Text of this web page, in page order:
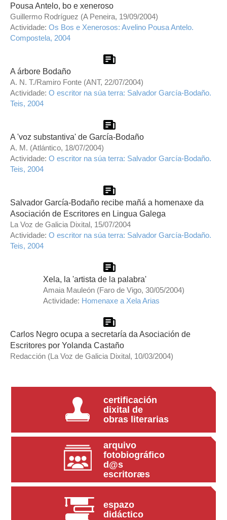
Pousa Antelo, bo e xeneroso
Guillermo Rodríguez (A Peneira, 19/09/2004)
Actividade: Os Bos e Xenerosos: Avelino Pousa Antelo.
Compostela, 2004
A árbore Bodaño
A. N. T./Ramiro Fonte (ANT, 22/07/2004)
Actividade: O escritor na súa terra: Salvador García-Bodaño.
Teis, 2004
A 'voz substantiva' de García-Bodaño
A. M. (Atlántico, 18/07/2004)
Actividade: O escritor na súa terra: Salvador García-Bodaño.
Teis, 2004
Salvador García-Bodaño recibe mañá a homenaxe da
Asociación de Escritores en Lingua Galega
La Voz de Galicia Dixital, 15/07/2004
Actividade: O escritor na súa terra: Salvador García-Bodaño.
Teis, 2004
Xela, la 'artista de la palabra'
Amaia Mauleón (Faro de Vigo, 30/05/2004)
Actividade: Homenaxe a Xela Arias
Carlos Negro ocupa a secretaría da Asociación de
Escritores por Yolanda Castaño
Redacción (La Voz de Galicia Dixital, 10/03/2004)
certificación
dixital de
obras literarias
arquivo
fotobiográfico
d@s
escritoræs
espazo
didáctico